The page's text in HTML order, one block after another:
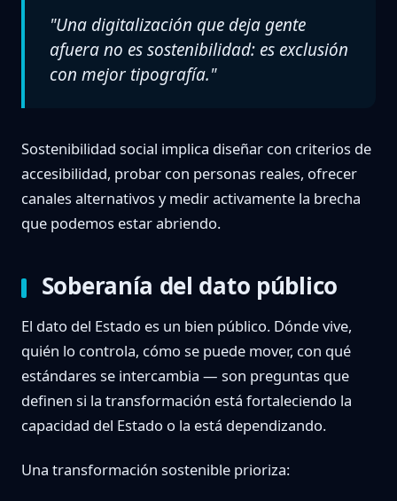
"Una digitalización que deja gente
afuera no es sostenibilidad: es exclusión
con mejor tipografía."
Sostenibilidad social implica diseñar con criterios de
accesibilidad, probar con personas reales, ofrecer
canales alternativos y medir activamente la brecha
que podemos estar abriendo.
Soberanía del dato público
El dato del Estado es un bien público. Dónde vive,
quién lo controla, cómo se puede mover, con qué
estándares se intercambia — son preguntas que
definen si la transformación está fortaleciendo la
capacidad del Estado o la está dependizando.
Una transformación sostenible prioriza: